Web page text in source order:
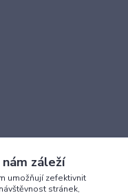
záleží
umožňují zefektivnit
stránek,